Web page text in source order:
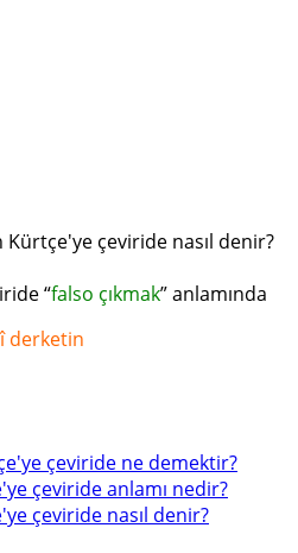
Kürtçe'ye çeviride nasıl denir?
“falso çıkmak” anlamında
derketin
çeviride ne demektir?
çeviride anlamı nedir?
çeviride nasıl denir?